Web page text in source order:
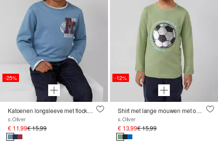
-25%
Katoenen longsleeve met flockapplicatie
s.Oliver
€ 11,99€ 15,99
-12%
Shirt met lange mouwen met omkeerbare pailletten en frontprint
s.Oliver
€ 13,99€ 15,99